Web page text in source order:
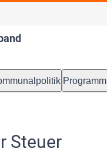
Programm
Steuer